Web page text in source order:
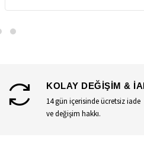
KOLAY DEĞİŞİM &
14 gün içerisinde ücretsiz iade
ve değişim hakkı.